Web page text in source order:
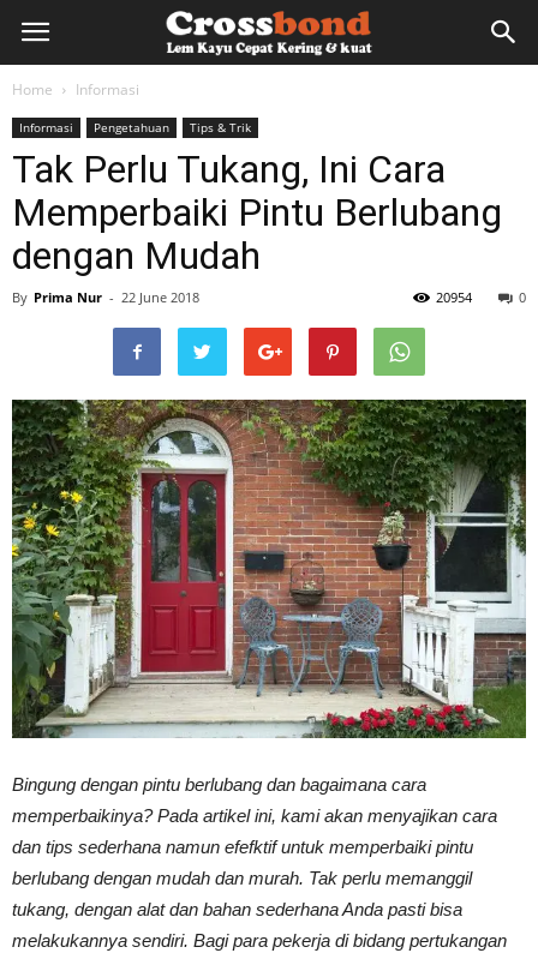
lemkayu.net
Lem
HPL,
Kertas,
Vinyl
Cepat
Kering,
Kuat
Home Informasi
Informasi Pengetahuan Tips & Trik
Tak Perlu Tukang, Ini Cara
Memperbaiki Pintu Berlubang
dengan Mudah
By Prima Nur - 22 June 2018 0
20954
Bingung dengan pintu berlubang dan bagaimana cara
memperbaikinya? Pada artikel ini, kami akan menyajikan cara
dan tips sederhana namun efefktif untuk memperbaiki pintu
berlubang dengan mudah dan murah. Tak perlu memanggil
tukang, dengan alat dan bahan sederhana Anda pasti bisa
melakukannya sendiri. Bagi para pekerja di bidang pertukangan